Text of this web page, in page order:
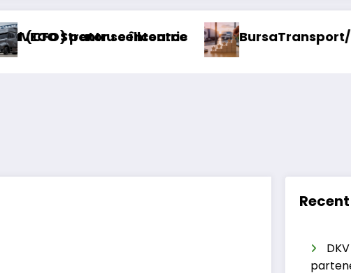
cellcentric
se întoarce BursaTransport/123cargo